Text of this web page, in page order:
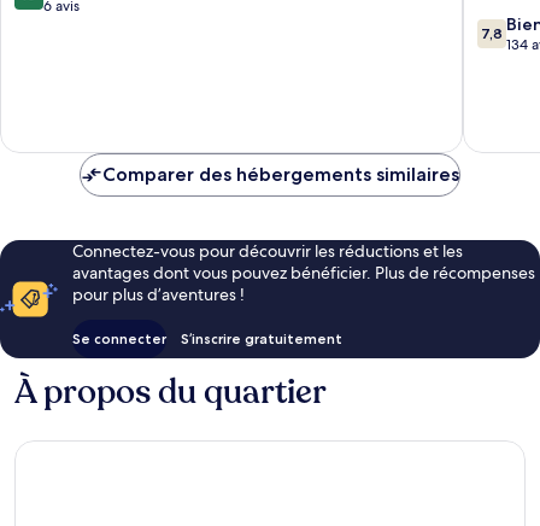
sur 6 avis
7.8
sur
7,8
134
Comparer des hébergements similaires
Connectez-vous pour découvrir les réductions et les
avantages dont vous pouvez bénéficier. Plus de récompenses
pour plus d’aventures !
Se connecter S’inscrire gratuitement
À propos du quartier